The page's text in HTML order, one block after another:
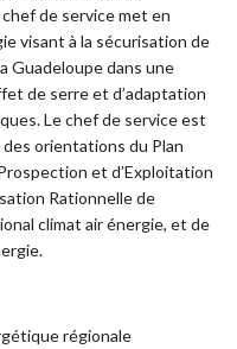
de service met en
visant à la sécurisation de
Guadeloupe dans une
de serre et d’adaptation
Le chef de service est
orientations du Plan
et d’Exploitation
Rationnelle de
climat air énergie, et de
régionale